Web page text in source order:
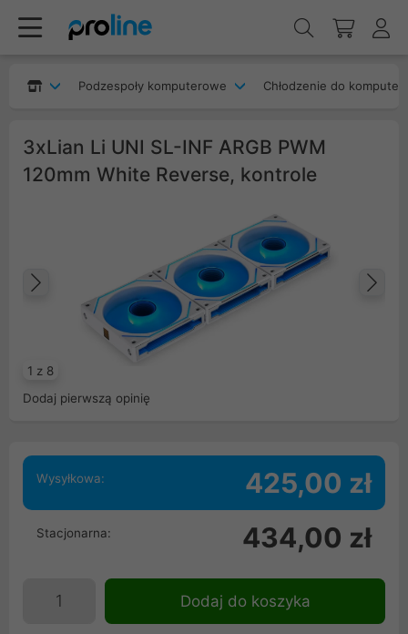
Podzespoły komputerowe Chłodzenie do
3xLian Li UNI SL-INF ARGB PWM
120mm White Reverse, kontrole
1 z 8
Poprzedni
Dodaj pierwszą opinię
Wysyłkowa: 425,00 zł
Stacjonarna: 434,00 zł
Dodaj do koszyka